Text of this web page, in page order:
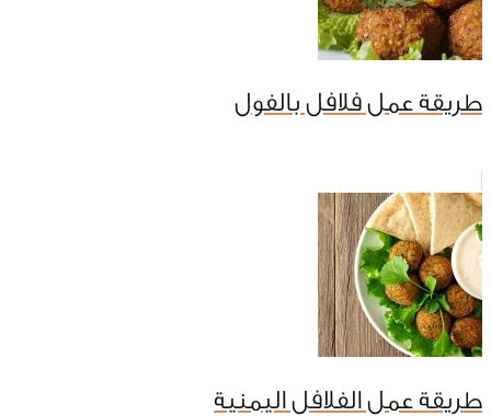
طريقة عمل فلافل بالفول
طريقة عمل الفلافل اليمنية